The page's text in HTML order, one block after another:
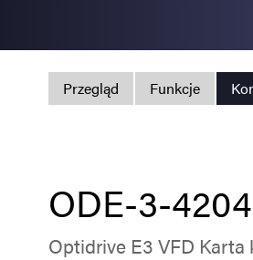
Przegląd Funkcje
ODE-3-
Optidrive E3 VFD